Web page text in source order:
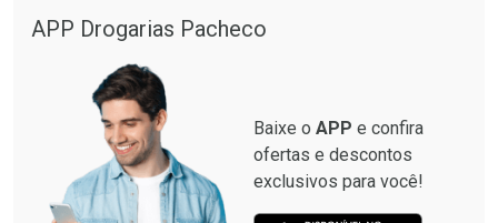
APP Drogarias Pacheco
Baixe o APP e confira
ofertas e descontos
exclusivos para você!